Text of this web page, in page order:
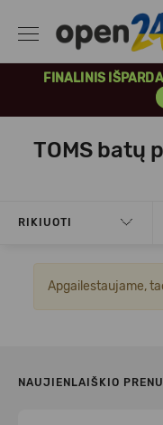
FINALINIS
TOMS batų
RIKIUOTI
Apgailestaujame,
NAUJIENLAIŠKIO